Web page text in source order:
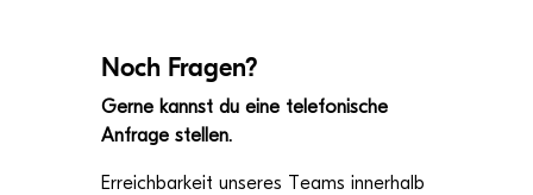
Noch Fra­gen?
Gerne kannst du eine tele­fo­ni­sche
Anfrage stellen.
Erreich­bar­keit unse­res Teams inner­halb